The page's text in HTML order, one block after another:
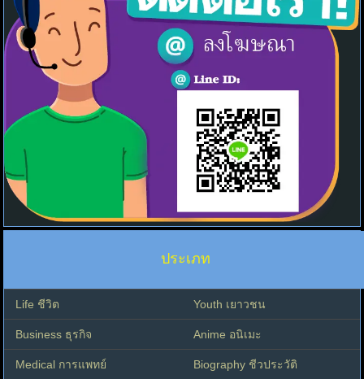
ประเภท
Life ชีวิต Youth เยาวชน
Business ธุรกิจ Anime อนิเมะ
Medical การแพทย์ Biography ชีวประวัติ